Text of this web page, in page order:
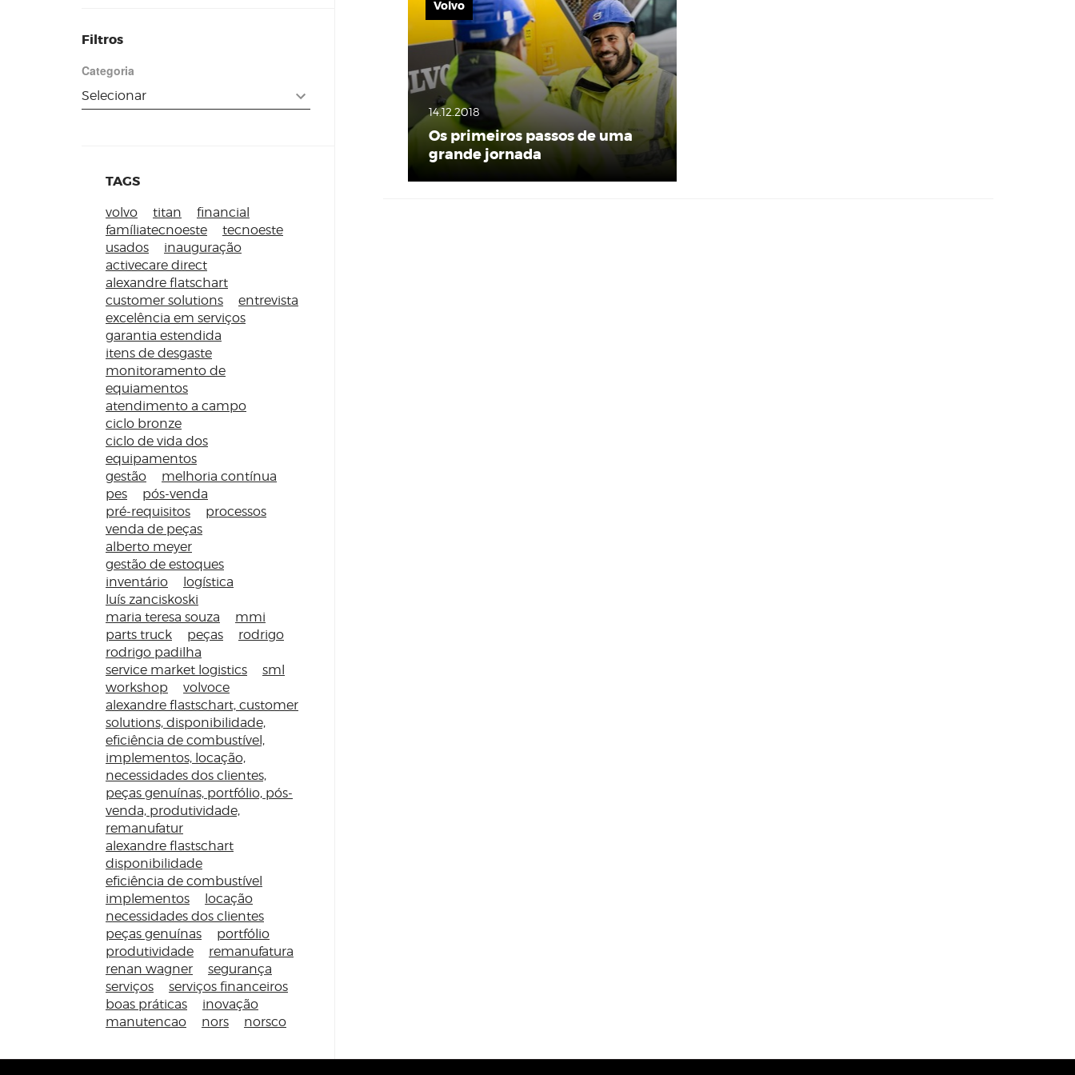
Filtros
Categoria
TAGS
volvo titan
financial
famíliatecnoeste
tecnoeste
usados
inauguração
activecare direct
alexandre flatschart
customer solutions
entrevista
excelência em serviços
garantia estendida
itens de desgaste
monitoramento de
equiamentos
atendimento a campo
ciclo bronze
ciclo de vida dos
equipamentos
gestão
melhoria contínua
pes
pós-venda
pré-requisitos
processos
venda de peças
alberto meyer
gestão de estoques
inventário
logística
luís zanciskoski
maria teresa souza
mmi
parts truck
peças
rodrigo
rodrigo padilha
service market logistics
sml
workshop
volvoce
alexandre flastschart, customer
solutions, disponibilidade,
eficiência de combustível,
implementos, locação,
necessidades dos clientes,
peças genuínas, portfólio, pós-
venda, produtividade,
remanufatur
alexandre flastschart
disponibilidade
eficiência de combustível
implementos
locação
necessidades dos clientes
peças genuínas
portfólio
produtividade
remanufatura
renan wagner
segurança
serviços
serviços financeiros
boas práticas
inovação
manutencao
nors norsco
Volvo
14.12.2018
Os primeiros passos de uma
grande jornada